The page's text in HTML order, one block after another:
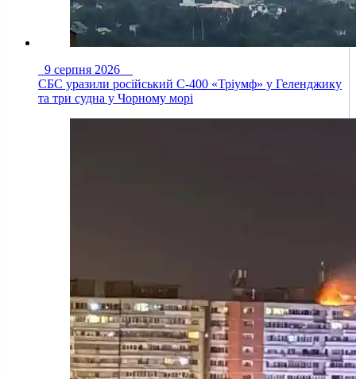
9 серпня 2026
СБС уразили російський С-400 «Тріумф» у Геленджику
та три судна у Чорному морі